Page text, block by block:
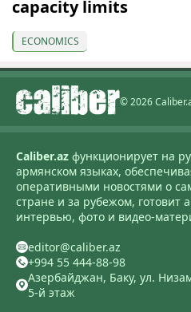
capacity limits
ECONOMICS
© 2026
Caliber.az функционирует на
армянском языках,
оперативными новостями о
стране и за рубежом, готовит
интервью, фото и видео-
editor@caliber.az
+994 55 444-88-98
Азербайджан, Баку, ул.
5-й этаж